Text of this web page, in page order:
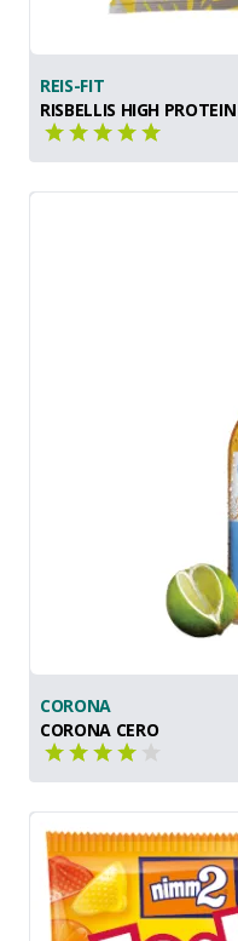
REIS-FIT
RISBELLIS HIGH
CORONA
CORONA CERO